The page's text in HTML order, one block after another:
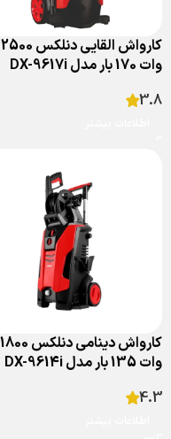
کارواش القایی دنلکس 2500
وات 170 بار مدل DX-9617i
3.8
کارواش دینامی دنلکس 1800
وات 135 بار مدل DX-9614i
4.3